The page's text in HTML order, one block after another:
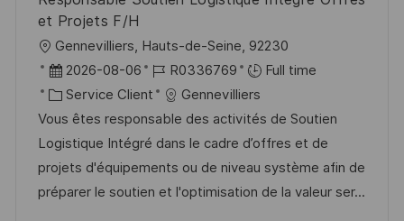
n
h
u
s
et Projets F/H
o
c
a
l
i
s
Gennevilliers, Hauts-de-Seine, 92230
D
a
t
e
d
’
2026-08-06
R
é
f
é
r
e
R0336769
Full time
C
a
t
é
g
Service Client
Gennevilliers
Vous êtes responsable des activités de Soutien
Logistique Intégré dans le cadre d’offres et de
projets d'équipements ou de niveau système afin de
préparer le soutien et l'optimisation de la valeur ser...